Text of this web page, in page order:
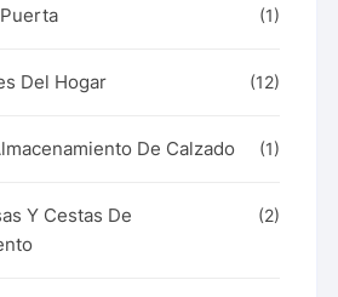
(1)
Del Hogar (12)
De Calzado (1)
Y Cestas De
(2)